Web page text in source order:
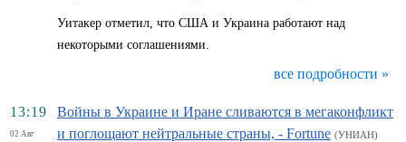
Уитакер отметил, что США и Украина работают над
некоторыми соглашениями.
все подробности »
13:19
02 Авг
Войны в Украине и Иране сливаются в мегаконфликт
и поглощают нейтральные страны, - Fortune (УНИАН)